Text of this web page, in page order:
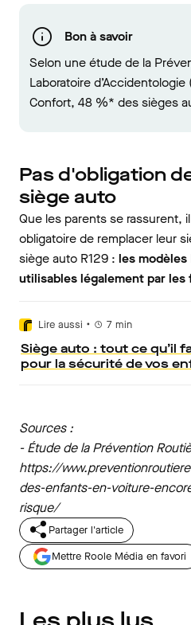
Bon à savoir
Selon une étude de la
Laboratoire
Confort, 48 %* des sièges
Pas d'obligation
siège auto
Que les parents se rassurent,
obligatoire de remplacer leur
siège auto R129 : les
utilisables légalement par les
Lire aussi • 7 min
Siège auto : tout ce qu’il
pour la sécurité de vos
Sources :
- Étude de la Prévention
https://
des-enfants-en-voiture-
risque/
Partager l'article
Mettre Roole Média en favori